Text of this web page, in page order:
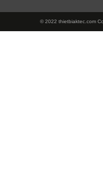
© 2022 thietbiaktec.com